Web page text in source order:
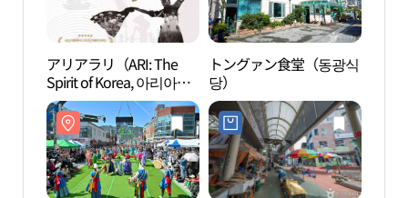
アリアラリ（ARI: The
Spirit of Korea, 아리아라
리）
トングァン食堂（동광식
당）